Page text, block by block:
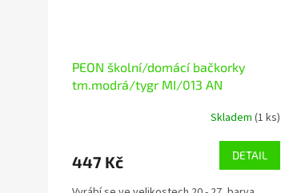
PEON školní/domácí bačkorky
tm.modrá/tygr MI/013 AN
Skladem (1 ks)
447 Kč DETAIL